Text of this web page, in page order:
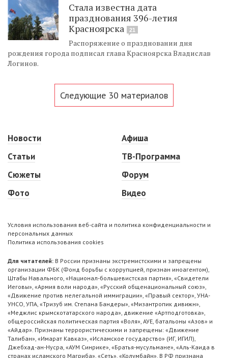
Стала известна дата
празднования 396-летия
Красноярска
21
Распоряжение о праздновании дня
рождения города подписал глава Красноярска Владислав
Логинов.
Следующие 30 материалов
Новости
Статьи
Сюжеты
Фото
Афиша
ТВ-Программа
Форум
Видео
Условия использования веб-сайта и политика конфиденциальности и
персональных данных
Политика использования cookies
Для читателей: В России признаны экстремистскими и запрещены
организации ФБК (Фонд борьбы с коррупцией, признан иноагентом),
Штабы Навального, «Национал-большевистская партия», «Свидетели
Иеговы», «Армия воли народа», «Русский общенациональный союз»,
«Движение против нелегальной иммиграции», «Правый сектор», УНА-
УНСО, УПА, «Тризуб им. Степана Бандеры», «Мизантропик дивижн»,
«Меджлис крымскотатарского народа», движение «Артподготовка»,
общероссийская политическая партия «Воля», АУЕ, батальоны «Азов» и
«Айдар». Признаны террористическими и запрещены: «Движение
Талибан», «Имарат Кавказ», «Исламское государство» (ИГ, ИГИЛ),
Джебхад-ан-Нусра, «АУМ Синрике», «Братья-мусульмане», «Аль-Каида в
странах исламского Магриба», «Сеть», «Колумбайн». В РФ признана